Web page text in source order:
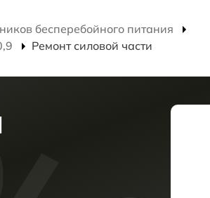
бесперебойного питания
Ремонт силовой части